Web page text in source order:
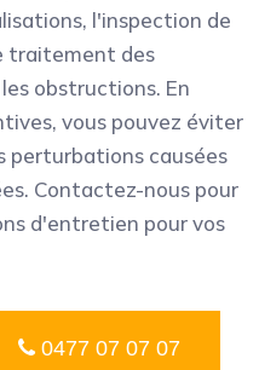
l'inspection de
traitement des
obstructions. En
vous pouvez éviter
perturbations causées
Contactez-nous pour
d'entretien pour vos
0477 07 07 07